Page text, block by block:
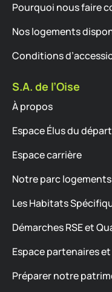
Pourquoi nous faire
Nos logements
Conditions
S.A. de l’Oise
À propos
Espace Élus du
Espace carrière
Notre parc logements
Les Habitats
Démarches RSE et
Espace partenaires
Préparer notre